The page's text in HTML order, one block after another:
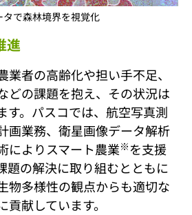
で森林境界を視覚化
進
業者の高齢化や担い手不足、
どの課題を抱え、その状況は
す。パスコでは、航空写真測
画業務、衛星画像データ解析
によりスマート農業※ を支援
題の解決に取り組むとともに
物多様性の観点からも適切な
献しています。